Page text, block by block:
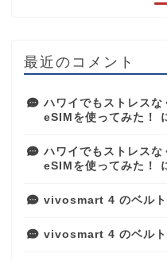
最近のコメント
ハワイでもストレス
eSIMを使ってみた！
ハワイでもストレス
eSIMを使ってみた！
vivosmart 4 のベルト
vivosmart 4 のベルト